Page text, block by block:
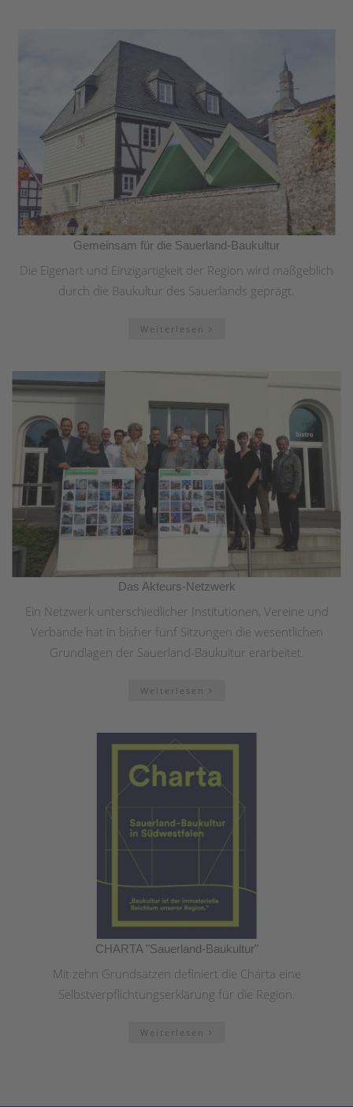
Gemeinsam für die Sauerland-Baukultur
Die Eigenart und Einzigartigkeit der Region wird maßgeblich
durch die Baukultur des Sauerlands geprägt.
Weiterlesen
Das Akteurs-Netzwerk
Ein Netzwerk unterschiedlicher Institutionen, Vereine und
Verbände hat in bisher fünf Sitzungen die wesentlichen
Grundlagen der Sauerland-Baukultur erarbeitet.
Weiterlesen
CHARTA "Sauerland-Baukultur"
Mit zehn Grundsätzen definiert die Charta eine
Selbstverpflichtungserklärung für die Region.
Weiterlesen